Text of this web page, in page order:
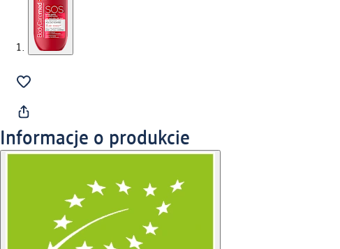
Informacje o produkcie